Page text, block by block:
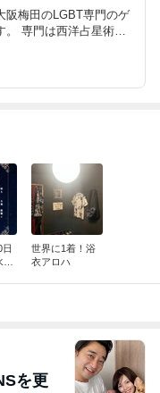
梅田のLGBT専門のゲ
専門は西洋占星術、
世界に1着！浴
衣アロハ
を更